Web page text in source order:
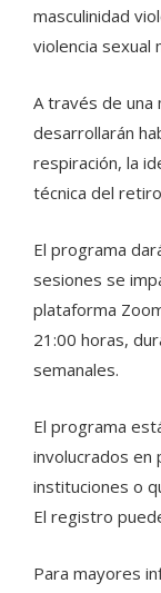
masculinidad
violencia sexual
A través de
desarrollarán
respiración, la
técnica del
El programa
sesiones se
plataforma
21:00 horas,
semanales.
El programa
involucrados en
instituciones o
El registro
Para mayores